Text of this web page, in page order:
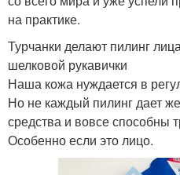
на практике.
Турчанки делают пилинг
шелковой рукавички
Наша кожа нуждается в
Но не каждый пилинг дает
средства и вовсе способны
Особенно если это лицо.